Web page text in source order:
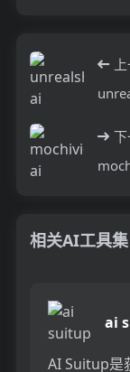
相关AI工具集
ai
AI Suitup是